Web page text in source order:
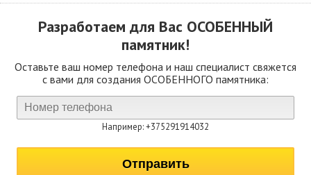
Разработаем для Вас ОСОБЕННЫЙ
памятник!
Оставьте ваш номер телефона и наш специалист свяжется
с вами для создания ОСОБЕННОГО памятника:
Например: +375291914032